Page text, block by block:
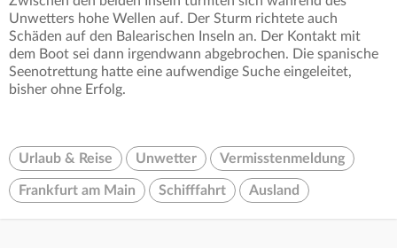
Unwetters hohe Wellen auf. Der Sturm richtete auch
Schäden auf den Balearischen Inseln an. Der Kontakt mit
dem Boot sei dann irgendwann abgebrochen. Die spanische
Seenotrettung hatte eine aufwendige Suche eingeleitet,
bisher ohne Erfolg.
Urlaub & Reise Unwetter Vermisstenmeldung
Frankfurt am Main Schifffahrt Ausland